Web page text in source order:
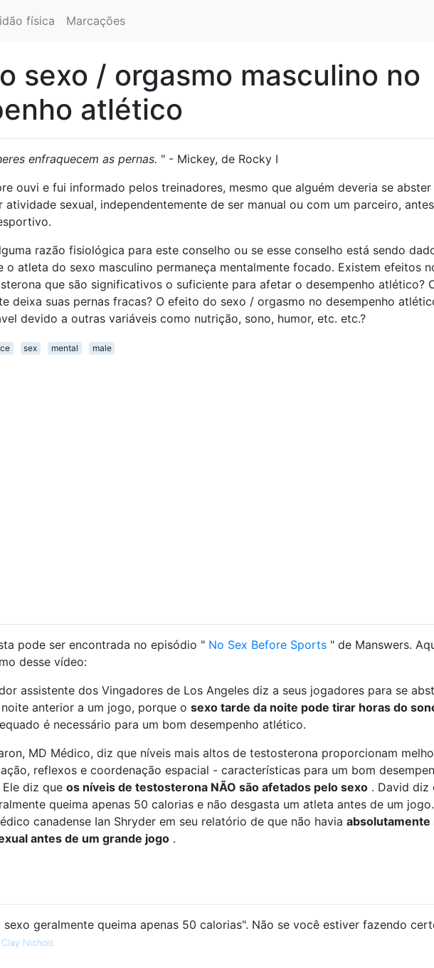
física Marcações
sexo / orgasmo masculino no
atlético
enfraquecem as pernas. " - Mickey, de Rocky I
ouvi e fui informado pelos treinadores, mesmo que alguém deveria se abster
atividade sexual, independentemente de ser manual ou com um parceiro,
razão fisiológica para este conselho ou se esse conselho está sendo
o atleta do sexo masculino permaneça mentalmente focado. Existem efeitos
que são significativos o suficiente para afetar o desempenho atlético?
deixa suas pernas fracas? O efeito do sexo / orgasmo no desempenho
devido a outras variáveis ​​como nutrição, sono, humor, etc. etc.?
sex mental male
pode ser encontrada no episódio " No Sex Before Sports " de Manswers.
desse vídeo:
assistente dos Vingadores de Los Angeles diz a seus jogadores para se
anterior a um jogo, porque o sexo tarde da noite pode tirar horas do
é necessário para um bom desempenho atlético.
MD Médico, diz que níveis mais altos de testosterona proporcionam
reflexos e coordenação espacial - características para um bom
diz que os níveis de testosterona NÃO são afetados pelo sexo . David diz
queima apenas 50 calorias e não desgasta um atleta antes de um
canadense Ian Shryder em seu relatório de que não havia absolutamente
antes de um grande jogo .
sexo geralmente queima apenas 50 calorias". Não se você estiver fazendo
Clay Nichols